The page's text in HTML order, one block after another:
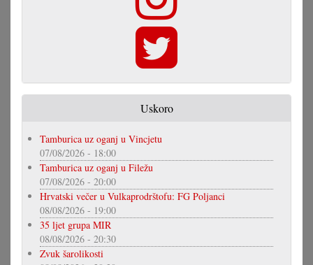
Uskoro
Tamburica uz oganj u Vincjetu
07/08/2026 - 18:00
Tamburica uz oganj u Filežu
07/08/2026 - 20:00
Hrvatski večer u Vulkaprodrštofu: FG Poljanci
08/08/2026 - 19:00
35 ljet grupa MIR
08/08/2026 - 20:30
Zvuk šarolikosti